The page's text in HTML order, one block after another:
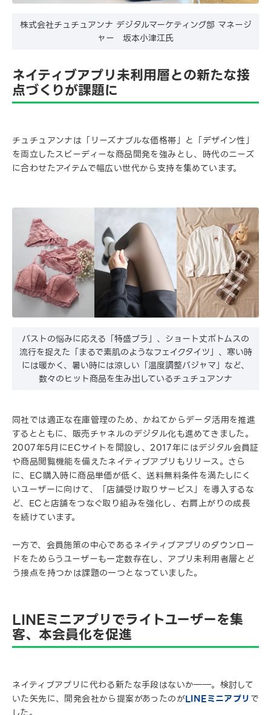
株式会社チュチュアンナ デジタルマーケティング部 マネージ
ャー 坂本小津江氏
ネイティブアプリ未利用層との新たな接
点づくりが課題に
チュチュアンナは「リーズナブルな価格帯」と「デザイン性」
を両立したスピーディーな商品開発を強みとし、時代のニーズ
に合わせたアイテムで幅広い世代から支持を集めています。
バストの悩みに応える「特盛ブラ」、ショート丈ボトムスの
流行を捉えた「まるで素肌のようなフェイクタイツ」、寒い時
には暖かく、暑い時には涼しい「温度調整パジャマ」など、
数々のヒット商品を生み出しているチュチュアンナ
同社では適正な在庫管理のため、かねてからデータ活用を推進
するとともに、販売チャネルのデジタル化も進めてきました。
2007年5月にECサイトを開設し、2017年にはデジタル会員証
や商品閲覧機能を備えたネイティブアプリもリリース。さら
に、EC購入時に商品単価が低く、送料無料条件を満たしにく
いユーザーに向けて、「店舗受け取りサービス」を導入するな
ど、ECと店舗をつなぐ取り組みを強化し、右肩上がりの成長
を続けています。
一方で、会員施策の中心であるネイティブアプリのダウンロー
ドをためらうユーザーも一定数存在し、アプリ未利用者層とど
う接点を持つかは課題の一つとなっていました。
LINEミニアプリでライトユーザーを集
客、本会員化を促進
ネイティブアプリに代わる新たな手段はないか――。検討して
いた矢先に、開発会社から提案があったのがLINEミニアプリで